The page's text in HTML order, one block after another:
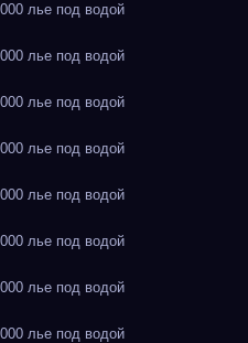
лье под водой
лье под водой
лье под водой
лье под водой
лье под водой
лье под водой
лье под водой
лье под водой